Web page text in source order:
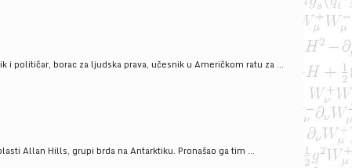
i političar, borac za ljudska prava, učesnik u Američkom ratu za ...
Allan Hills, grupi brda na Antarktiku. Pronašao ga tim ...